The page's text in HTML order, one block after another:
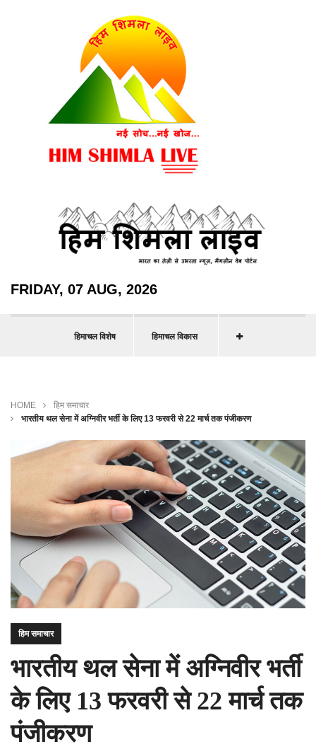
FRIDAY, 07 AUG, 2026
हिमाचल विशेष हिमाचल विकास
HOME
हिम समाचार
भारतीय थल सेना में अग्निवीर भर्ती के लिए 13 फरवरी से 22 मार्च तक पंजीकरण
हिम समाचार
भारतीय थल सेना में अग्निवीर भर्ती
के लिए 13 फरवरी से 22 मार्च तक
पंजीकरण